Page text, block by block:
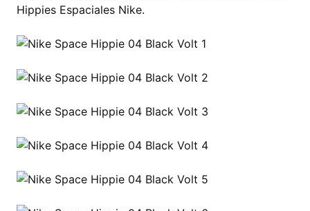
Hippies Espaciales Nike.